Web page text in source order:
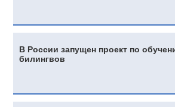
В России запущен проект по
билингвов